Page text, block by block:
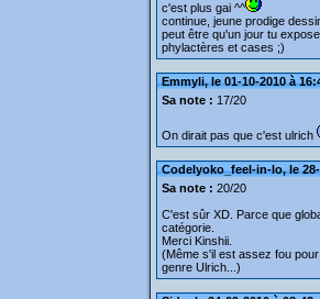
c'est plus gai ^^
continue, jeune prodige
peut être qu'un jour tu
phylactères et cases ;)
Emmyli, le 01-10-2010 à
Sa note : 17/20
On dirait pas que c'est ulrich
Codelyoko_feel-in-lo, le 28-
Sa note : 20/20
C'est sûr XD. Parce que
catégorie.
Merci Kinshii.
(Même s'il est assez fou
genre Ulrich...)